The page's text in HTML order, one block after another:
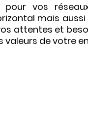
vos
mais
attentes et
valeurs de votre